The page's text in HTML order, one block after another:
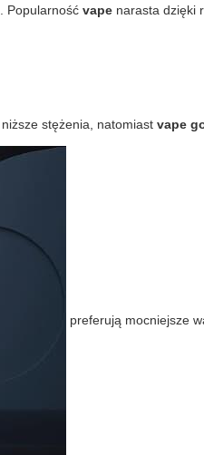
Popularnośćvape narasta dzięki
stężenia, natomiastvape
preferują mocniejsze